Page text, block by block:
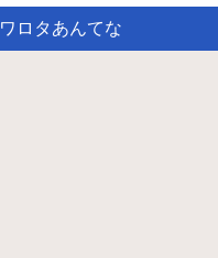
ワロタあんてな